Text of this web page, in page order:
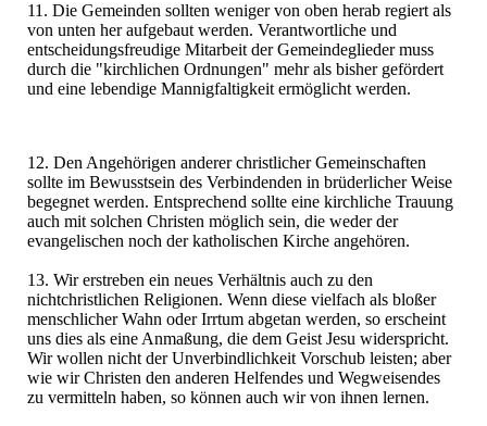
11. Die Gemeinden sollten weniger von oben herab regiert als
von unten her aufgebaut werden. Verantwortliche und
entscheidungsfreudige Mitarbeit der Gemeindeglieder muss
durch die "kirchlichen Ordnungen" mehr als bisher gefördert
und eine lebendige Mannigfaltigkeit ermöglicht werden.
12. Den Angehörigen anderer christlicher Gemeinschaften
sollte im Bewusstsein des Verbindenden in brüderlicher Weise
begegnet werden. Entsprechend sollte eine kirchliche Trauung
auch mit solchen Christen möglich sein, die weder der
evangelischen noch der katholischen Kirche angehören.
13. Wir erstreben ein neues Verhältnis auch zu den
nichtchristlichen Religionen. Wenn diese vielfach als bloßer
menschlicher Wahn oder Irrtum abgetan werden, so erscheint
uns dies als eine Anmaßung, die dem Geist Jesu widerspricht.
Wir wollen nicht der Unverbindlichkeit Vorschub leisten; aber
wie wir Christen den anderen Helfendes und Wegweisendes
zu vermitteln haben, so können auch wir von ihnen lernen.